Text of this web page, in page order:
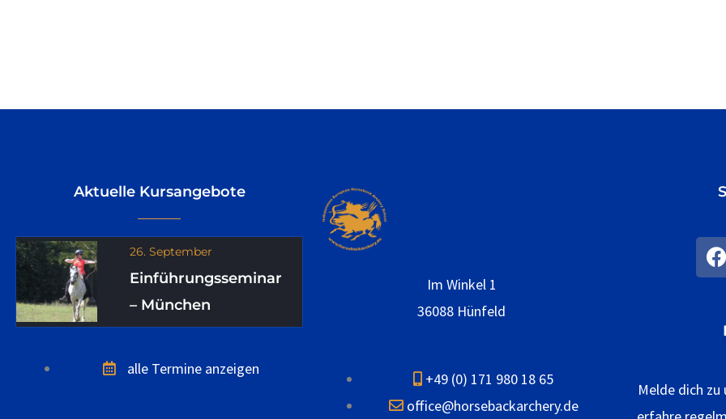
Aktuelle Kursangebote
26. September
Einführungsseminar
– München
alle Termine anzeigen
Im Winkel 1
36088 Hünfeld
+49 (0) 171 980 18 65
office@horsebackarchery.de
F
a
c
b
k
Melde dich